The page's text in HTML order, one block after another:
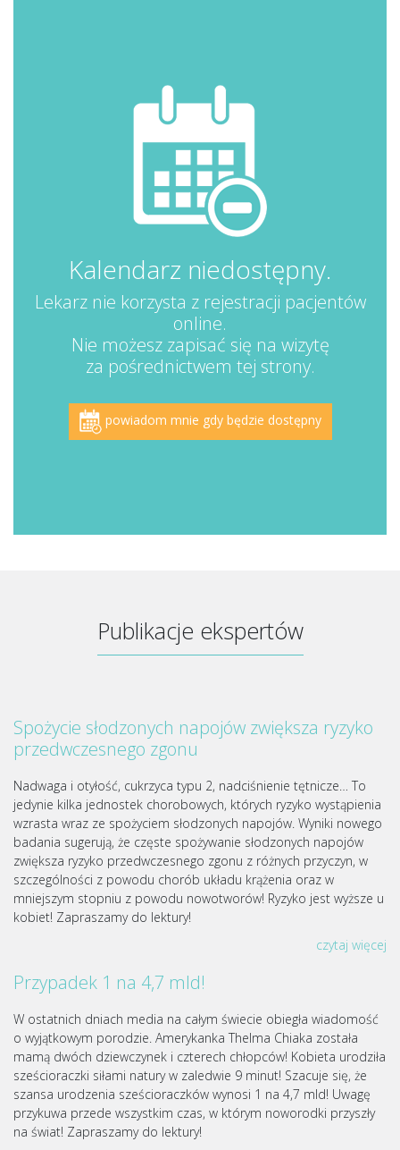
Kalendarz niedostępny.
Lekarz nie korzysta z rejestracji pacjentów
online.
Nie możesz zapisać się na wizytę
za pośrednictwem tej strony.
powiadom mnie gdy będzie dostępny
Publikacje ekspertów
Spożycie słodzonych napojów zwiększa ryzyko
przedwczesnego zgonu
Nadwaga i otyłość, cukrzyca typu 2, nadciśnienie tętnicze… To
jedynie kilka jednostek chorobowych, których ryzyko wystąpienia
wzrasta wraz ze spożyciem słodzonych napojów. Wyniki nowego
badania sugerują, że częste spożywanie słodzonych napojów
zwiększa ryzyko przedwczesnego zgonu z różnych przyczyn, w
szczególności z powodu chorób układu krążenia oraz w
mniejszym stopniu z powodu nowotworów! Ryzyko jest wyższe u
kobiet! Zapraszamy do lektury!
czytaj więcej
Przypadek 1 na 4,7 mld!
W ostatnich dniach media na całym świecie obiegła wiadomość
o wyjątkowym porodzie. Amerykanka Thelma Chiaka została
mamą dwóch dziewczynek i czterech chłopców! Kobieta urodziła
sześcioraczki siłami natury w zaledwie 9 minut! Szacuje się, że
szansa urodzenia sześcioraczków wynosi 1 na 4,7 mld! Uwagę
przykuwa przede wszystkim czas, w którym noworodki przyszły
na świat! Zapraszamy do lektury!